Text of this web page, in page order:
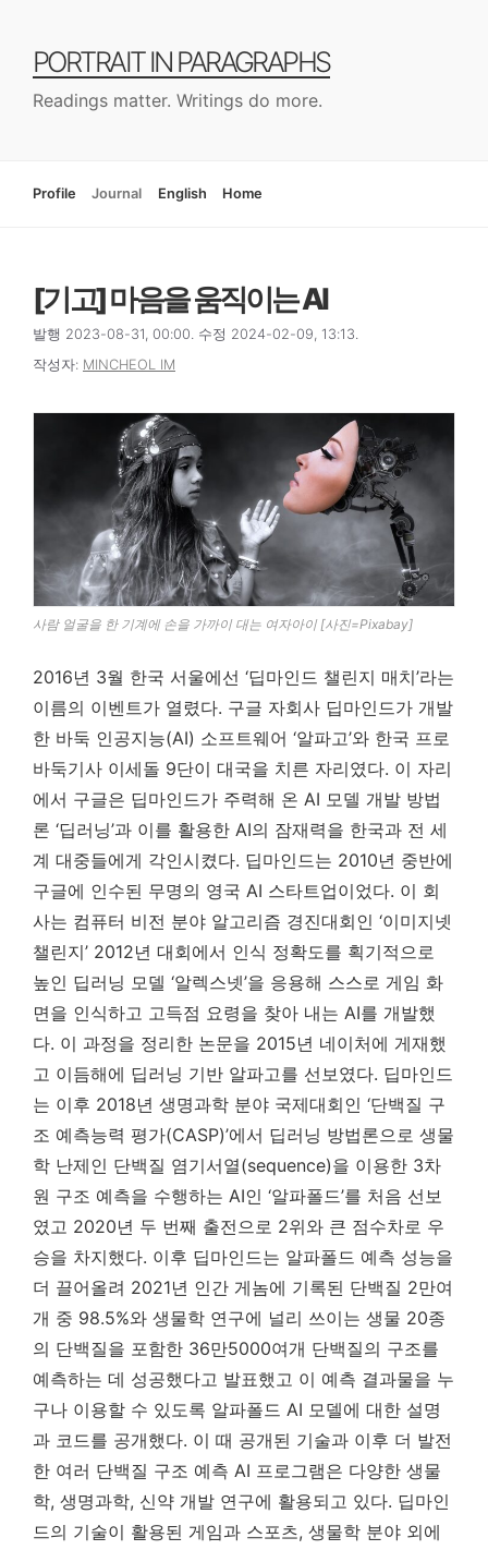
PORTRAIT IN PARAGRAPHS
Readings matter. Writings do more.
Profile Journal English Home
[기고] 마음을 움직이는 AI
발행 2023-08-31, 00:00. 수정 2024-02-09, 13:13.
작성자: MINCHEOL IM
사람 얼굴을 한 기계에 손을 가까이 대는 여자아이 [사진=Pixabay]
2016년 3월 한국 서울에선 ‘딥마인드 챌린지 매치’라는
이름의 이벤트가 열렸다. 구글 자회사 딥마인드가 개발
한 바둑 인공지능(AI) 소프트웨어 ‘알파고’와 한국 프로
바둑기사 이세돌 9단이 대국을 치른 자리였다. 이 자리
에서 구글은 딥마인드가 주력해 온 AI 모델 개발 방법
론 ‘딥러닝’과 이를 활용한 AI의 잠재력을 한국과 전 세
계 대중들에게 각인시켰다. 딥마인드는 2010년 중반에
구글에 인수된 무명의 영국 AI 스타트업이었다. 이 회
사는 컴퓨터 비전 분야 알고리즘 경진대회인 ‘이미지넷
챌린지’ 2012년 대회에서 인식 정확도를 획기적으로
높인 딥러닝 모델 ‘알렉스넷’을 응용해 스스로 게임 화
면을 인식하고 고득점 요령을 찾아 내는 AI를 개발했
다. 이 과정을 정리한 논문을 2015년 네이처에 게재했
고 이듬해에 딥러닝 기반 알파고를 선보였다. 딥마인드
는 이후 2018년 생명과학 분야 국제대회인 ‘단백질 구
조 예측능력 평가(CASP)’에서 딥러닝 방법론으로 생물
학 난제인 단백질 염기서열(sequence)을 이용한 3차
원 구조 예측을 수행하는 AI인 ‘알파폴드’를 처음 선보
였고 2020년 두 번째 출전으로 2위와 큰 점수차로 우
승을 차지했다. 이후 딥마인드는 알파폴드 예측 성능을
더 끌어올려 2021년 인간 게놈에 기록된 단백질 2만여
개 중 98.5%와 생물학 연구에 널리 쓰이는 생물 20종
의 단백질을 포함한 36만5000여개 단백질의 구조를
예측하는 데 성공했다고 발표했고 이 예측 결과물을 누
구나 이용할 수 있도록 알파폴드 AI 모델에 대한 설명
과 코드를 공개했다. 이 때 공개된 기술과 이후 더 발전
한 여러 단백질 구조 예측 AI 프로그램은 다양한 생물
학, 생명과학, 신약 개발 연구에 활용되고 있다. 딥마인
드의 기술이 활용된 게임과 스포츠, 생물학 분야 외에